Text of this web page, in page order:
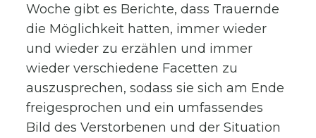
Woche gibt es Berichte, dass Trauernde
die Möglichkeit hatten, immer wieder
und wieder zu erzählen und immer
wieder verschiedene Facetten zu
auszusprechen, sodass sie sich am Ende
freigesprochen und ein umfassendes
Bild des Verstorbenen und der Situation